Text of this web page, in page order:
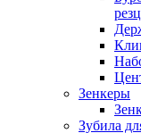
Зенкеры
Зубила